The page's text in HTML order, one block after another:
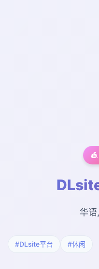
🎪
华
#DLsite平台 #休闲